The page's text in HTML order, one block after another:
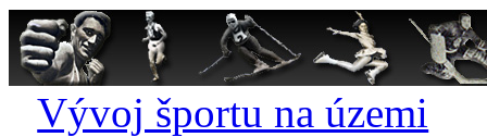
Vývoj športu na územi